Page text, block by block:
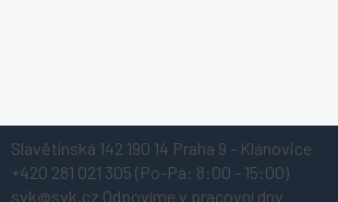
Slavětínská 142 190 14 Praha 9 - Klánovice
+420 281 021 305 (Po-Pá: 8:00 - 15:00)
svk@svk.cz Odpovíme v pracovní dny